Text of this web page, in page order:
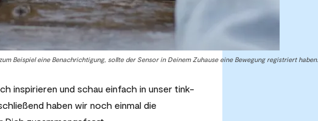
Beispiel eine Benachrichtigung, sollte der Sensor in Deinem Zuhause eine Bewegung registriert haben.
inspirieren und schau einfach in unser tink-
haben wir noch einmal die